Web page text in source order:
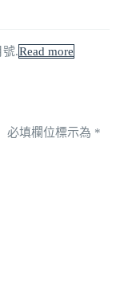
號.Read more
必填欄位標示為 *